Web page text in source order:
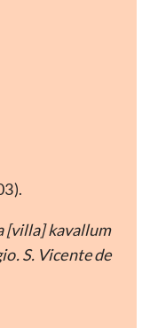
[villa] kavallum
S. Vicente de